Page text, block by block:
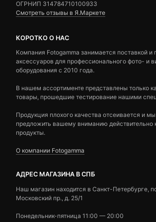
ОГРНИП 314784710100933
Смотреть отзывы в Я.Маркете
КОРОТКО О НАС
Компания Fotogamma занимается поставкой и
аксессуаров для профессионального фото- и
оборудования с 2010 года.
В нашем ассортименте представлены только
товары, прошедшие тестирование нашими
Продукция плохого качества отсеивается и
предложить вашему вниманию действительно
продукты.
О компании Fotogamma
АДРЕС МАГАЗИНА В СПБ
Наш магазин находится в Санкт-Петербурге,
Московский пр., д. 25/1
Понедельник-пятница 11:00 — 20:00